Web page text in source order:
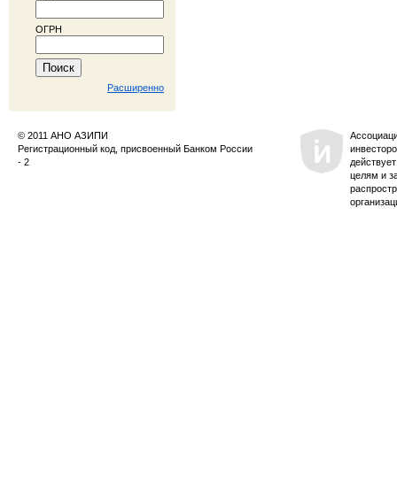
ОГРН
Расширенно
© 2011 АНО АЗИПИ
Регистрационный код, присвоенный Банком России
- 2
целям и